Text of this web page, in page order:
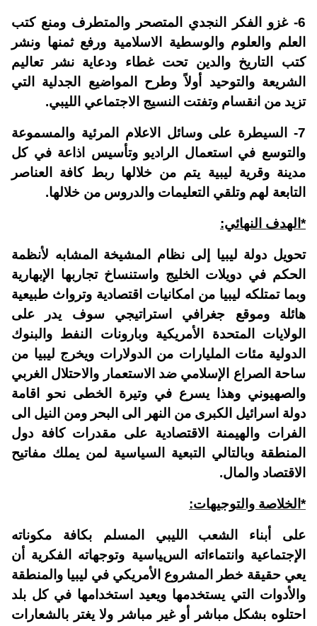
6- غزو الفكر النجدي المتصحر والمتطرف ومنع كتب
العلم والعلوم والوسطية الاسلامية ورفع ثمنها ونشر
كتب التاريخ والدين تحت غطاء ودعاية نشر تعاليم
الشريعة والتوحيد أولاً وطرح المواضيع الجدلية التي
تزيد من انقسام وتفتت النسيج الاجتماعي الليبي.
7- السيطرة على وسائل الاعلام المرئية والمسموعة
والتوسع في استعمال الراديو وتأسيس اذاعة في كل
مدينة وقرية ليبية يتم من خلالها ربط كافة العناصر
التابعة لهم وتلقي التعليمات والدروس من خلالها.
*الهدف النهائي:
تحويل دولة ليبيا إلى نظام المشيخة المشابه لأنظمة
الحكم في دويلات الخليج واستنساخ تجاربها الإبهارية
وبما تمتلكه ليبيا من امكانيات اقتصادية وترواث طبيعية
هائلة وموقع جغرافي استراتيجي سوف يدر على
الولايات المتحدة الأمريكية وبارونات النفط والبنوك
الدولية مئات المليارات من الدولارات ويخرج ليبيا من
ساحة الصراع الإسلامي ضد الاستعمار والاحتلال الغربي
والصهيوني وهذا يسرع في وتيرة الخطى نحو اقامة
دولة اسرائيل الكبرى من النهر الى البحر ومن النيل الى
الفرات والهيمنة الاقتصادية على مقدرات كافة دول
المنطقة وبالتالي التبعية السياسية لمن يملك مفاتيح
الاقتصاد والمال.
*الخلاصة والتوجيهات:
على أبناء الشعب الليبي المسلم بكافة مكوناته
الإجتماعية وانتماءاته السياسية وتوجهاته الفكرية أن
يعي حقيقة خطر المشروع الأمريكي في ليبيا والمنطقة
والأدوات التي يستخدمها ويعيد استخدامها في كل بلد
احتلوه بشكل مباشر أو غير مباشر ولا يغتر بالشعارات